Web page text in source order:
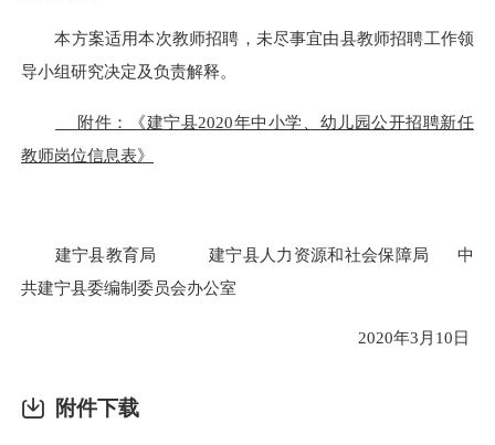
本方案适用本次教师招聘，未尽事宜由县教师招聘工作领
导小组研究决定及负责解释。
附件：《建宁县2020年中小学、幼儿园公开招聘新任
教师岗位信息表》
建宁县教育局
建宁县人力资源和社会保障局 中
共建宁县委编制委员会办公室
2020年3 月 10日
附件下载